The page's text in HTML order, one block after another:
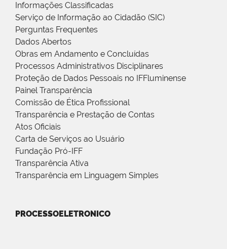
Informações Classificadas
Serviço de Informação ao Cidadão (SIC)
Perguntas Frequentes
Dados Abertos
Obras em Andamento e Concluídas
Processos Administrativos Disciplinares
Proteção de Dados Pessoais no IFFluminense
Painel Transparência
Comissão de Ética Profissional
Transparência e Prestação de Contas
Atos Oficiais
Carta de Serviços ao Usuário
Fundação Pró-IFF
Transparência Ativa
Transparência em Linguagem Simples
PROCESSOELETRONICO